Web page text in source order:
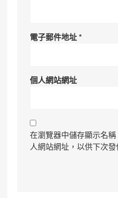
電子郵件地址*
個人網站網址
在瀏覽器中儲存顯示名
人網站網址，以供下次發